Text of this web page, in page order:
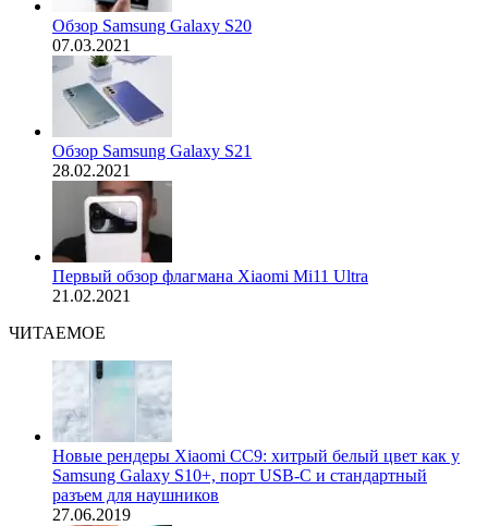
Обзор Samsung Galaxy S20
07.03.2021
Обзор Samsung Galaxy S21
28.02.2021
Первый обзор флагмана Xiaomi Mi11 Ultra
21.02.2021
ЧИТАЕМОЕ
Новые рендеры Xiaomi CC9: хитрый белый цвет как у
Samsung Galaxy S10+, порт USB-C и стандартный
разъем для наушников
27.06.2019